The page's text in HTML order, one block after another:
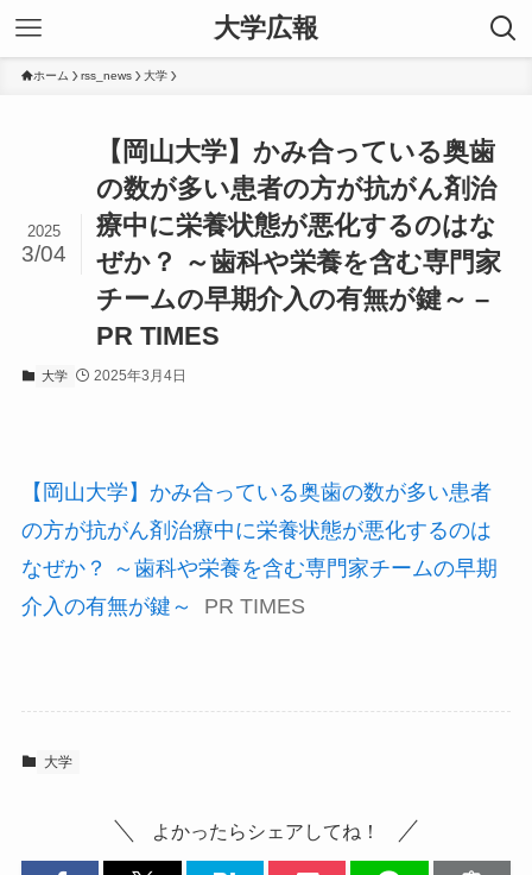
大学広報
ホーム rss_news 大学
【岡山大学】かみ合っている奥歯
の数が多い患者の方が抗がん剤治
療中に栄養状態が悪化するのはな
ぜか？ ～歯科や栄養を含む専門家
チームの早期介入の有無が鍵～ –
PR TIMES
2025
3/04
大学 2025年3月4日
【岡山大学】かみ合っている奥歯の数が多い患者
の方が抗がん剤治療中に栄養状態が悪化するのは
なぜか？ ～歯科や栄養を含む専門家チームの早期
介入の有無が鍵～
PR TIMES
大学
よかったらシェアしてね！